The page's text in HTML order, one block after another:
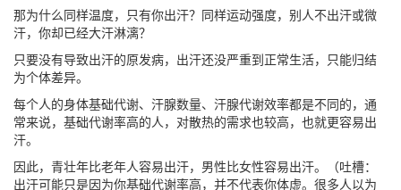
那为什么同样温度，只有你出汗？同样运动强度，别人不出汗或微
汗，你却已经大汗淋漓？
只要没有导致出汗的原发病，出汗还没严重到正常生活， 只能归结
为个体差异。
每个人的身体基础代谢、 汗腺数量、 汗腺代谢效率都是不同的，通
常来说，基础代谢率高的人，对散热的需求也较高，也就更容易出
汗。
因此，青壮年比老年人容易出汗，男性比女性容易出汗。（吐槽：
出汗可能只是因为你基础代谢率高，并不代表你体虚。 很多人以为